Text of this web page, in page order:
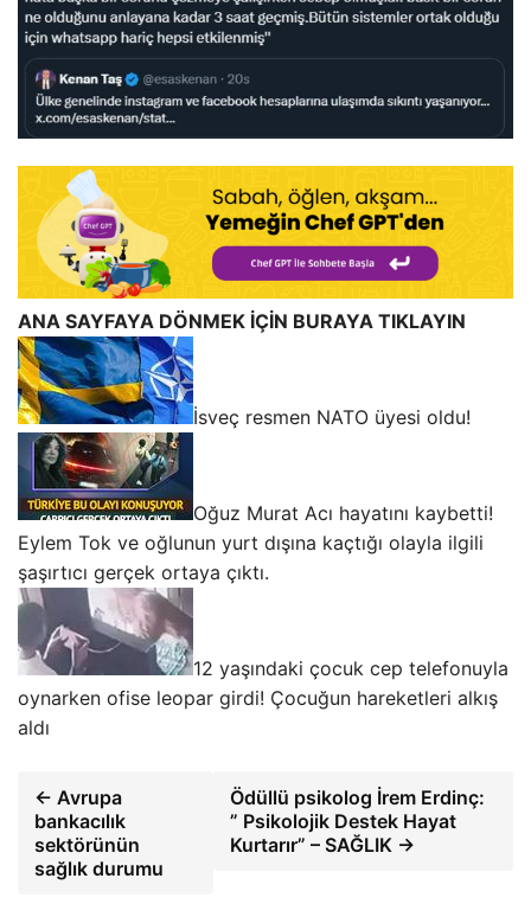
ANA SAYFAYA DÖNMEK İÇİN BURAYA TIKLAYIN
İsveç resmen NATO üyesi oldu!
Oğuz Murat Acı hayatını kaybetti!
Eylem Tok ve oğlunun yurt dışına kaçtığı olayla ilgili
şaşırtıcı gerçek ortaya çıktı.
12 yaşındaki çocuk cep telefonuyla
oynarken ofise leopar girdi! Çocuğun hareketleri alkış
aldı
← Avrupa
bankacılık
sektörünün
sağlık durumu
Ödüllü psikolog İrem Erdinç:
” Psikolojik Destek Hayat
Kurtarır” – SAĞLIK →